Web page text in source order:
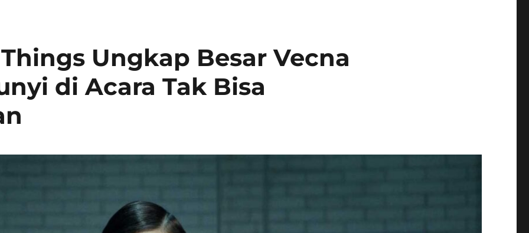
Ungkap Besar Vecna
di Acara Tak Bisa